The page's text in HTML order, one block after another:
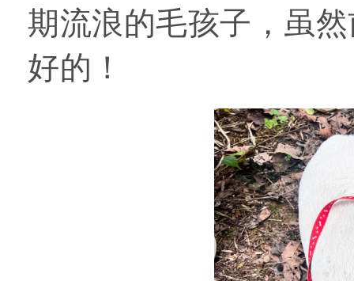
期流浪的毛孩子，虽
好的！